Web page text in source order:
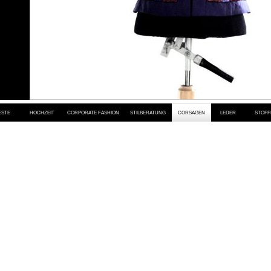
LEDER
STILBERATUNG
CORPORATE FASHION CORSAGEN
HOCHZEIT